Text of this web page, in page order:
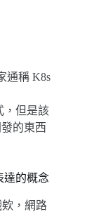
通稱 K8s
，但是該
的東西
達的概念
，網路